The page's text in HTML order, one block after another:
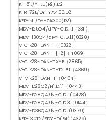
KF-51L/Y-LB(R2).D2
KFR-72L/DY-YA400.D2
KFR-51L/DY-ZA300(R2)
MDV-125Q4/dPY-C.D.1.1（3311)
MDV-130Q4/dPY-C.D.1.1(0320)
V-CIK28-DAN-T（0322）
V-CIK28-DAN-T[T2]（4069）
V-CIK28-DAN-TXYE（2865）
V-CIK28-DAN-T-T2.B.1（4369）
V-MIK28-DAN-T（0404）
MDV-D28Q2/N1.D.1.1（0443）
MDV-D28Q4/N1-C.D.1 (0428)
MDV-D28Q4/N1-C.D.3（0144）
MDV-D36Q4/N1-C.D.1(0379)